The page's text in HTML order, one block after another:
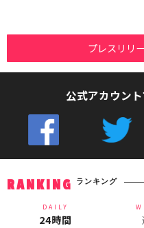
プレスリリ
公式アカウン
RANKING ランキング
DAILY
24時間